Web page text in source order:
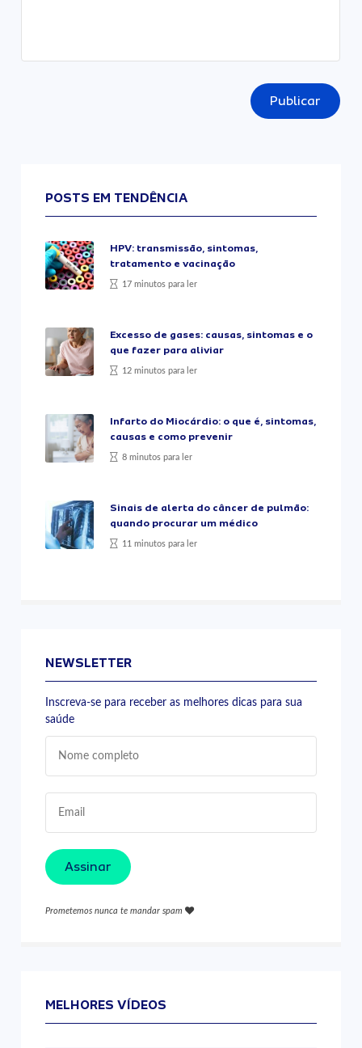
Publicar
POSTS EM TENDÊNCIA
HPV: transmissão, sintomas,
tratamento e vacinação
17 minutos para ler
Excesso de gases: causas, sintomas e o
que fazer para aliviar
12 minutos para ler
Infarto do Miocárdio: o que é, sintomas,
causas e como prevenir
8 minutos para ler
Sinais de alerta do câncer de pulmão:
quando procurar um médico
11 minutos para ler
NEWSLETTER
Inscreva-se para receber as melhores dicas para sua
saúde
Assinar
Prometemos nunca te mandar spam
MELHORES VÍDEOS